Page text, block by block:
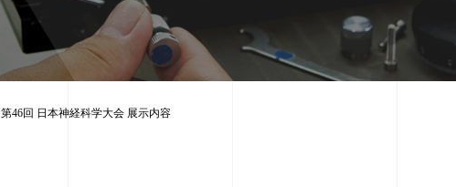
第46回 日本神経科学大会 展示内容